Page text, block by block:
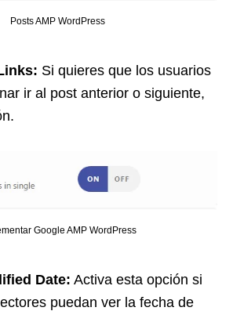
Posts AMP WordPress
Si quieres que los usuarios
ir al post anterior o siguiente,
Google AMP WordPress
Date: Activa esta opción si
puedan ver la fecha de